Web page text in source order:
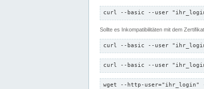
curl --basic --user
Sollte es Inkompatibilitäten mit dem
curl --basic --user
curl --basic --user
wget --http-user="ihr_login"